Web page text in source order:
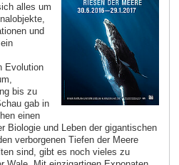
alles um
und
Evolution
bis zu
gab in
einen
Biologie und Leben der gigantischen
verborgenen Tiefen der Meere
sind, gibt es noch vieles zu